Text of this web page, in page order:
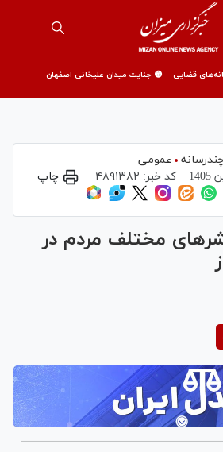
قضایی 🟡 جنایت میدان علیخانی اصفهان
عمومی
کد خبر: ۴۸۹۱۳۸۲ چاپ
مختلف مردم در